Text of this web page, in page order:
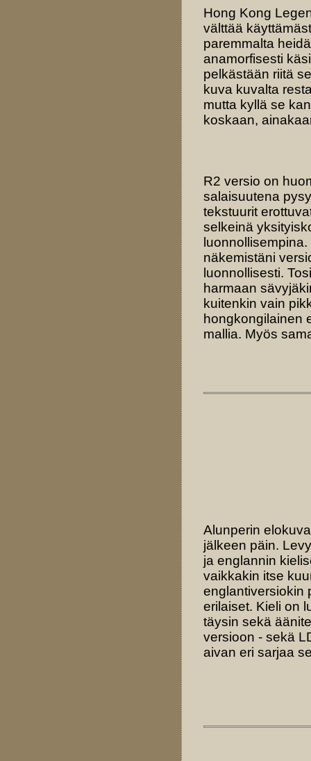
Hong Kong
välttää
paremmalta
anamorfisesti
pelkästään riitä
kuva kuvalta
mutta kyllä se
koskaan,
R2 versio on
salaisuutena
tekstuurit
selkeinä
näkemistäni
luonnollisesti.
harmaan
kuitenkin vain
hongkongilainen
mallia. Myös
Alunperin
jälkeen päin.
ja englannin
vaikkakin itse
englantiversiokin
erilaiset. Kieli on
täysin sekä
versioon - sekä
aivan eri sarjaa